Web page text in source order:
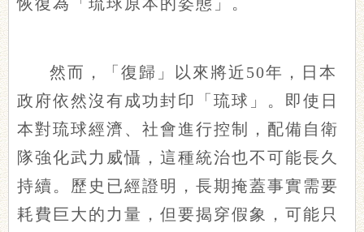
然而，「復歸」以來將近50年，日本
政府依然沒有成功封印「琉球」。即使日
本對琉球經濟、社會進行控制，配備自衛
隊強化武力威懾，這種統治也不可能長久
持續。歷史已經證明，長期掩蓋事實需要
耗費巨大的力量，但要揭穿假象，可能只